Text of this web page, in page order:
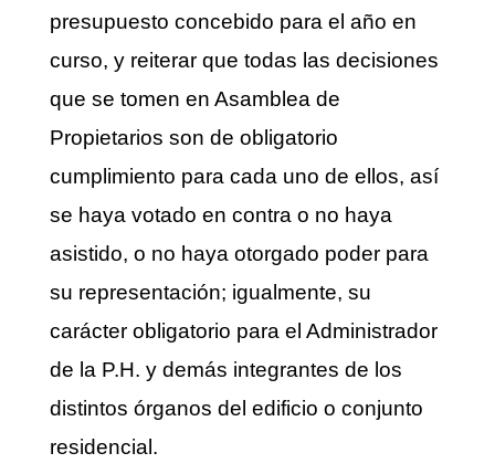
presupuesto concebido para el año en
curso, y reiterar que todas las decisiones
que se tomen en Asamblea de
Propietarios son de obligatorio
cumplimiento para cada uno de ellos, así
se haya votado en contra o no haya
asistido, o no haya otorgado poder para
su representación; igualmente, su
carácter obligatorio para el Administrador
de la P.H. y demás integrantes de los
distintos órganos del edificio o conjunto
residencial.